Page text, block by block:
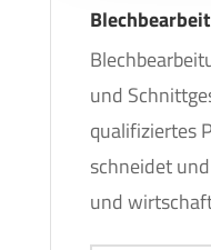
und
qualifiziertes
schneidet
und